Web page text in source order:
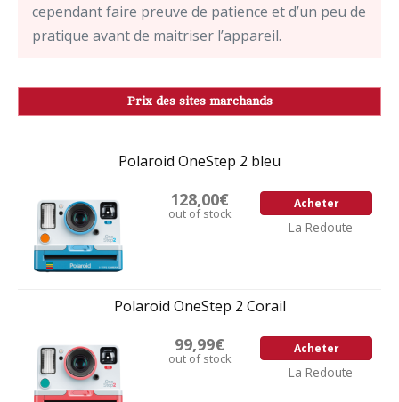
cependant faire preuve de patience et d’un peu de
pratique avant de maitriser l’appareil.
Prix des sites marchands
Polaroid OneStep 2 bleu
128,00€
out of stock
Acheter
La Redoute
Polaroid OneStep 2 Corail
99,99€
out of stock
Acheter
La Redoute